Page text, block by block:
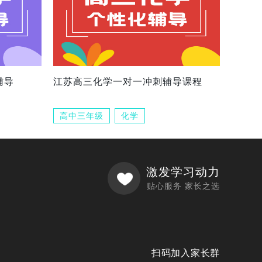
导 江苏高三化学一对一冲刺辅导课程
高中三年级 化学
激发学习动力
贴心服务 家长之选
扫码加入家长群